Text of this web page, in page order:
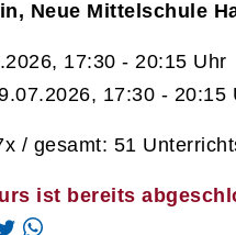
Neue Mittelschule
17:30 - 20:15 Uhr
17:30 - 20:15
/ gesamt: 51
ist bereits